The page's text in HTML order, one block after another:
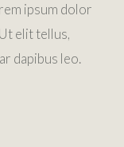
ipsum dolor
elit tellus,
dapibus leo.